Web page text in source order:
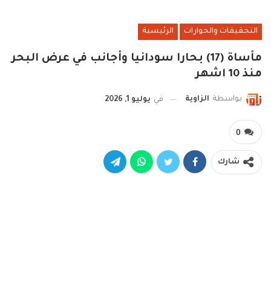
التحقيقات والحوارات الرئيسية
مأساة (17) بحارا سودانيا وأجانب في عرض البحر
منذ 10 اشهر
بواسطة الزاوية في يوليو 1, 2026
0
شارك